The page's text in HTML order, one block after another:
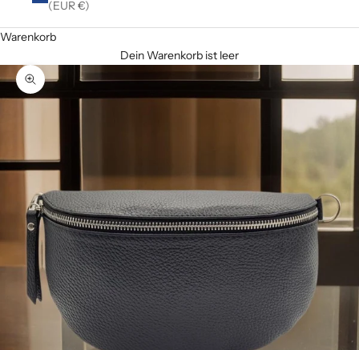
(EUR €)
Warenkorb
Dein Warenkorb ist leer
Bild vergrößern